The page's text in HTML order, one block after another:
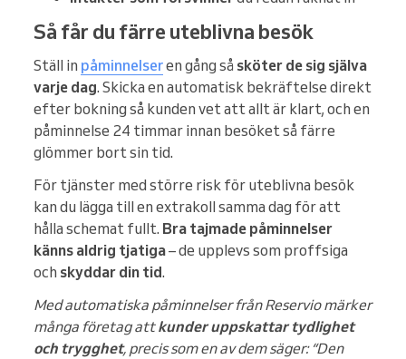
Så får du färre uteblivna besök
Ställ in påminnelseren gång så sköter de sig själva
varje dag. Skicka en automatisk bekräftelse direkt
efter bokning så kunden vet att allt är klart, och en
påminnelse 24 timmar innan besöket så färre
glömmer bort sin tid.
För tjänster med större risk för uteblivna besök
kan du lägga till en extrakoll samma dag för att
hålla schemat fullt. Bra tajmade påminnelser
känns aldrig tjatiga– de upplevs som proffsiga
och skyddar din tid.
Med automatiska påminnelser från Reservio märker
många företag attkunder uppskattar tydlighet
och trygghet, precis som en av dem säger: “Den